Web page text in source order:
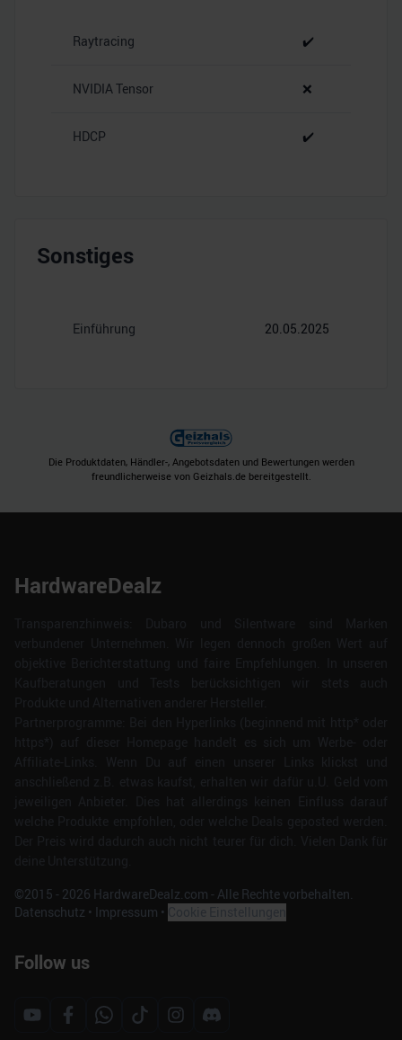
Raytracing ✔️
NVIDIA Tensor ❌
HDCP ✔️
Sonstiges
Einführung 20.05.2025
Die Produktdaten, Händler-, Angebotsdaten und Bewertungen werden
freundlicherweise von Geizhals.de bereitgestellt.
HardwareDealz
©2015 - 2026 HardwareDealz.com - Alle Rechte vorbehalten.
Datenschutz • Impressum •
Follow us